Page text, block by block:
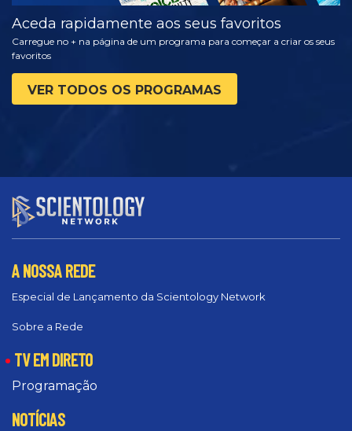
Aceda rapidamente aos seus favoritos
Carregue no + na página de um programa para começar a criar os seus
favoritos
VER TODOS OS PROGRAMAS
A NOSSA REDE
Especial de Lançamento da Scientology Network
Sobre a Rede
TV EM DIRETO
Programação
NOTÍCIAS